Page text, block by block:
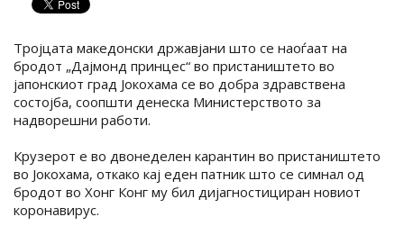
Тројцата македонски државјани што се наоѓаат на
бродот „Дајмонд принцес“ во пристаништето во
јапонскиот град Јокохама се во добра здравствена
состојба, соопшти денеска Министерството за
надворешни работи.
Крузерот е во двонеделен карантин во пристаништето
во Јокохама, откако кај еден патник што се симнал од
бродот во Хонг Конг му бил дијагностициран новиот
коронавирус.